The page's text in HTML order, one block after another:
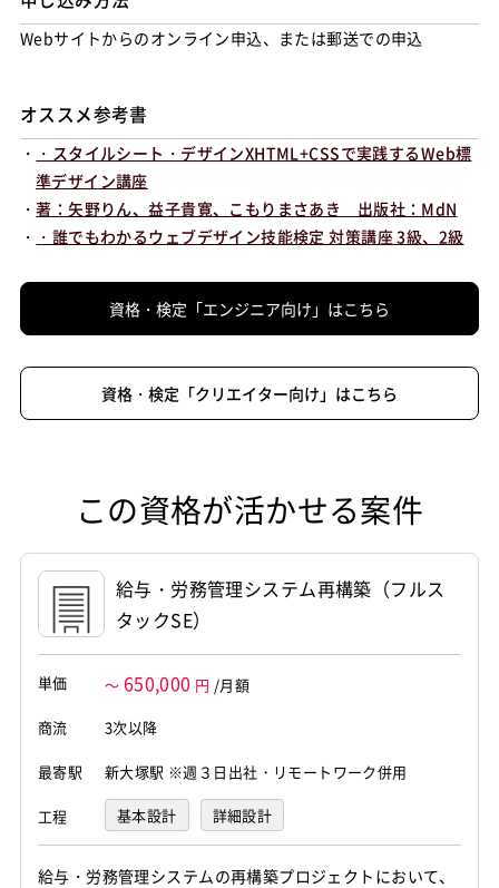
Webサイトからのオンライン申込、または郵送での申込
オススメ参考書
・ ・スタイルシート・デザインXHTML+CSSで実践するWeb標
準デザイン講座
・著：矢野りん、益子貴寛、こもりまさあき 出版社：MdN
・ ・誰でもわかるウェブデザイン技能検定 対策講座 3級、2級
資格・検定「エンジニア向け」はこちら
資格・検定「クリエイター向け」はこちら
この資格が活かせる案件
給与・労務管理システム再構築（フルス
タックSE）
単価 ～ 650,000 円 /月額
商流
3次以降
最寄駅 新大塚駅 ※週３日出社・リモートワーク併用
工程 基本設計 詳細設計
給与・労務管理システムの再構築プロジェクトにおいて、